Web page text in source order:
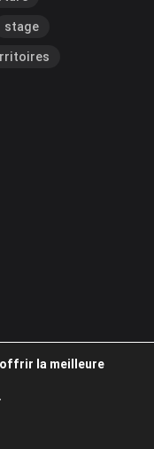
stage
la meilleure
.